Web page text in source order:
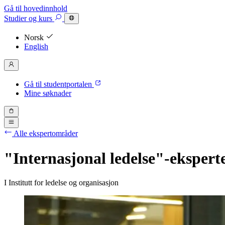
Gå til hovedinnhold
Studierog kurs
Norsk
English
Gå til studentportalen
Mine søknader
Alle ekspertområder
"Internasjonal ledelse"-
I Institutt for ledelse og organisasjon